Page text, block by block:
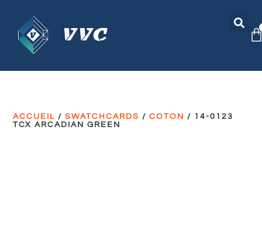
ACCUEIL /SWATCHCARDS /COTON / 14-0123
TCX ARCADIAN GREEN